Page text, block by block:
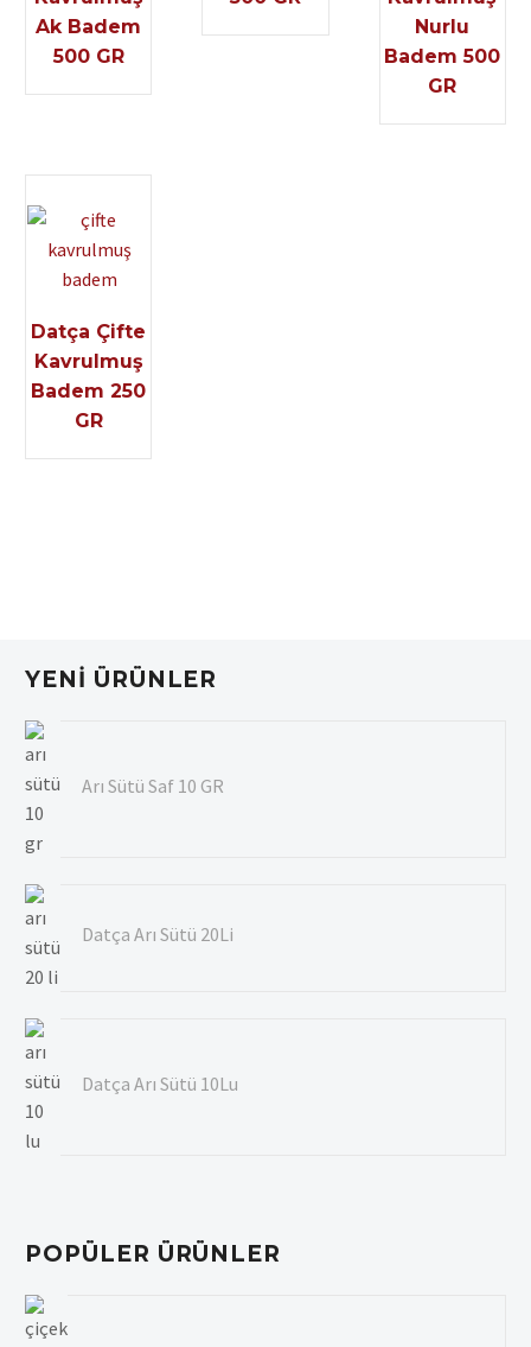
Ak Badem
500 GR
Nurlu
Badem 500
GR
Datça Çifte
Kavrulmuş
Badem 250
GR
YENI ÜRÜNLER
Arı Sütü Saf 10 GR
Datça Arı Sütü 20Li
Datça Arı Sütü 10Lu
POPÜLER ÜRÜNLER